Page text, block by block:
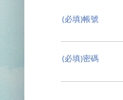
(必填)帳號
(必填)密碼